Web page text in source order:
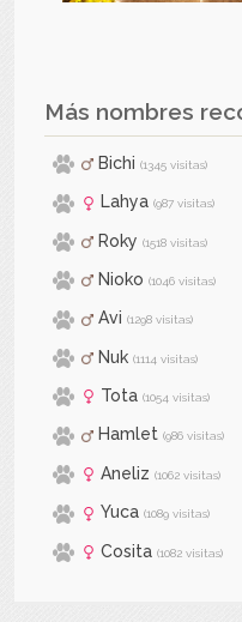
Más nombres
Bichi (1345 visitas)
Lahya (987 visitas)
Roky (1518 visitas)
Nioko (1046 visitas)
Avi (1298 visitas)
Nuk (1114 visitas)
Tota (1054 visitas)
Hamlet (986 visitas)
Aneliz (1062 visitas)
Yuca (1089 visitas)
Cosita (1082 visitas)